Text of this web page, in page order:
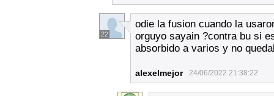
22
odie la fusion cuando la
orguyo sayain ?contra bu si
absorbido a varios y no
alexelmejor 24/06/2022 21:38:22